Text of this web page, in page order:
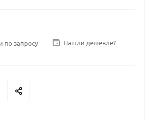
по запросу Нашли дешевле?